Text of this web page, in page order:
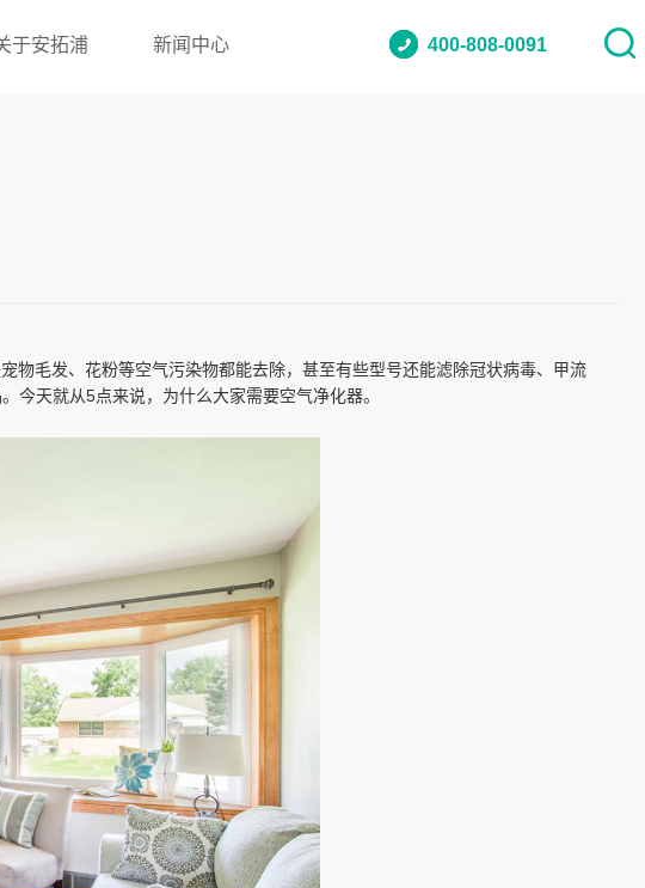
400-808-0091
于安拓浦 新闻中心
物毛发、花粉等空气污染物都能去除，甚至有些型号还能滤除冠状病毒、甲流
今天就从5点来说，为什么大家需要空气净化器。